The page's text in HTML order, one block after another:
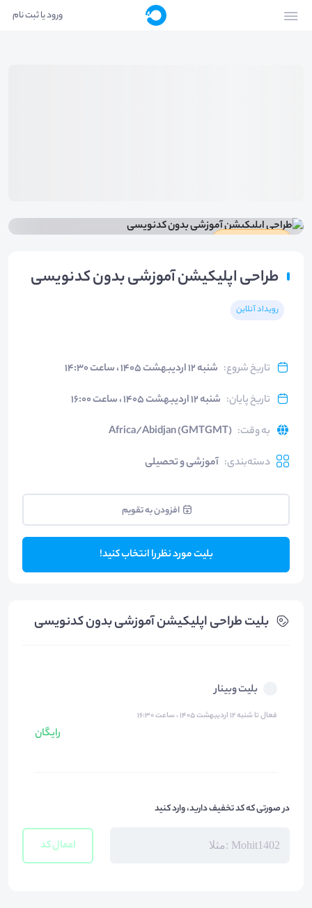
ورود یا ثبت نام
طراحی اپلیکیشن آموزشی بدون کدنویسی
رویداد آنلاین
تاریخ شروع: شنبه ۱۲ اردیبهشت ۱۴۰۵ ، ساعت ۱۴:۳۰
تاریخ پایان: شنبه ۱۲ اردیبهشت ۱۴۰۵ ، ساعت ۱۶:۰۰
به وقت:
Africa/Abidjan (GMTGMT)
دسته‌بندی: آموزشی و تحصیلی
افزودن به تقویم
بلیت مورد نظر را انتخاب کنید!
بلیت‌ طراحی اپلیکیشن آموزشی بدون کدنویسی
بلیت وبینار
فعال تا شنبه ۱۲ اردیبهشت ۱۴۰۵ ، ساعت ۱۶:۳۰
رایگان
در صورتی که کد تخفیف دارید، وارد کنید
اعمال کد